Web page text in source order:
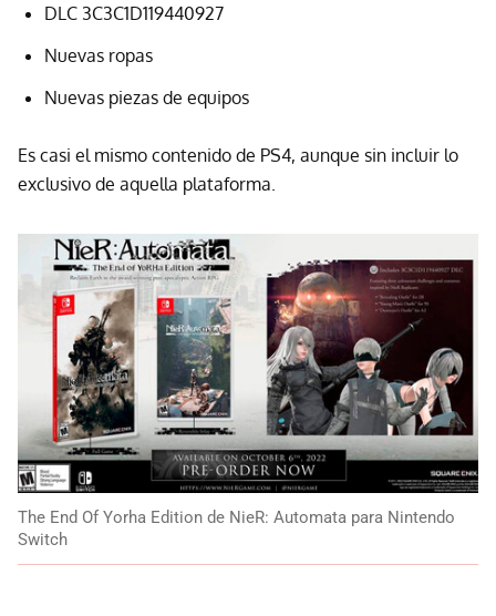
DLC 3C3C1D119440927
Nuevas ropas
Nuevas piezas de equipos
Es casi el mismo contenido de PS4, aunque sin incluir lo
exclusivo de aquella plataforma.
The End Of Yorha Edition de NieR: Automata para Nintendo
Switch